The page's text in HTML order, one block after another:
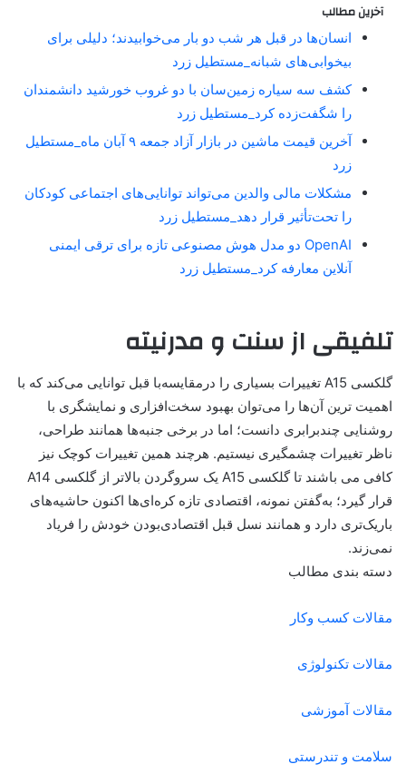
آخرین مطالب
انسان‌ها در قبل هر شب دو بار می‌خوابیدند؛ دلیلی برای
بیخوابی‌های شبانه_مستطیل زرد
کشف سه سیاره زمین‌سان با دو غروب خورشید دانشمندان
را شگفت‌زده کرد_مستطیل زرد
آخرین قیمت ماشین در بازار آزاد جمعه ۹ آبان ماه_مستطیل
زرد
مشکلات مالی والدین می‌تواند توانایی‌های اجتماعی کودکان
را تحت‌تأثیر قرار دهد_مستطیل زرد
OpenAI دو مدل هوش مصنوعی تازه برای ترقی ایمنی
آنلاین معارفه کرد_مستطیل زرد
تلفیقی از سنت و مدرنیته
گلکسی A15 تغییرات بسیاری را درمقایسه‌با قبل توانایی می‌کند که با
اهمیت ترین آن‌ها را می‌توان بهبود سخت‌افزاری و نمایشگری با
روشنایی چندبرابری دانست؛ اما در برخی جنبه‌ها همانند طراحی،
ناظر تغییرات چشمگیری نیستیم. هرچند همین تغییرات کوچک نیز
کافی می باشند تا گلکسی A15 یک سروگردن بالاتر از گلکسی A14
قرار گیرد؛ به‌گفتن نمونه، اقتصادی تازه کره‌‌ای‌ها اکنون حاشیه‌های
باریک‌تری دارد و همانند نسل قبل اقتصادی‌بودن خودش را فریاد
نمی‌زند.
دسته بندی مطالب
مقالات کسب وکار
مقالات تکنولوژی
مقالات آموزشی
سلامت و تندرستی